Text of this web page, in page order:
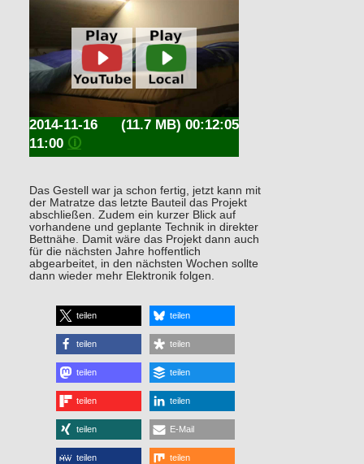
(11.7 MB) 00:12:05
2014-11-16
11:00 🛈
Das Gestell war ja schon fertig, jetzt kann mit
der Matratze das letzte Bauteil das Projekt
abschließen. Zudem ein kurzer Blick auf
vorhandene und geplante Technik in direkter
Bettnähe. Damit wäre das Projekt dann auch
für die nächsten Jahre hoffentlich
abgearbeitet, in den nächsten Wochen sollte
dann wieder mehr Elektronik folgen.
teilen teilen
teilen teilen
teilen teilen
teilen teilen
teilen E-Mail
teilen teilen